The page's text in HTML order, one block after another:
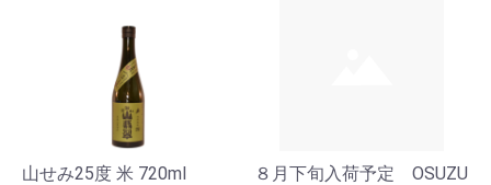
山せみ25度 米 720ml
８月下旬入荷予定 OSUZU